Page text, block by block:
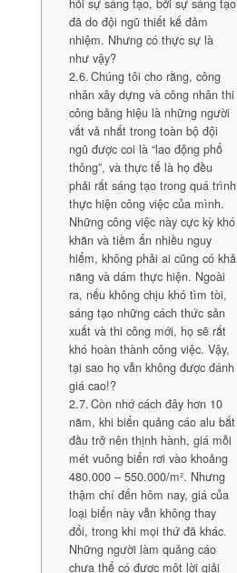
hỏi sự sáng tạo, bởi sự sáng tạo
đã do đội ngũ thiết kế đảm
nhiệm. Nhưng có thực sự là
như vậy?
Chúng tôi cho rằng, công
nhân xây dựng và công nhân thi
công bảng hiệu là những người
vất vả nhất trong toàn bộ đội
ngũ được coi là “lao động phổ
thông”, và thực tế là họ đều
phải rất sáng tạo trong quá trình
thực hiện công việc của mình.
Những công việc này cực kỳ khó
khăn và tiềm ẩn nhiều nguy
hiểm, không phải ai cũng có khả
năng và dám thực hiện. Ngoài
ra, nếu không chịu khó tìm tòi,
sáng tạo những cách thức sản
xuất và thi công mới, họ sẽ rất
khó hoàn thành công việc. Vậy,
tại sao họ vẫn không được đánh
giá cao!?
Còn nhớ cách đây hơn 10
năm, khi biển quảng cáo alu bắt
đầu trở nên thịnh hành, giá mỗi
mét vuông biển rơi vào khoảng
480.000 – 550.000/m². Nhưng
thậm chí đến hôm nay, giá của
loại biển này vẫn không thay
đổi, trong khi mọi thứ đã khác.
Những người làm quảng cáo
chưa thể có được một lời giải